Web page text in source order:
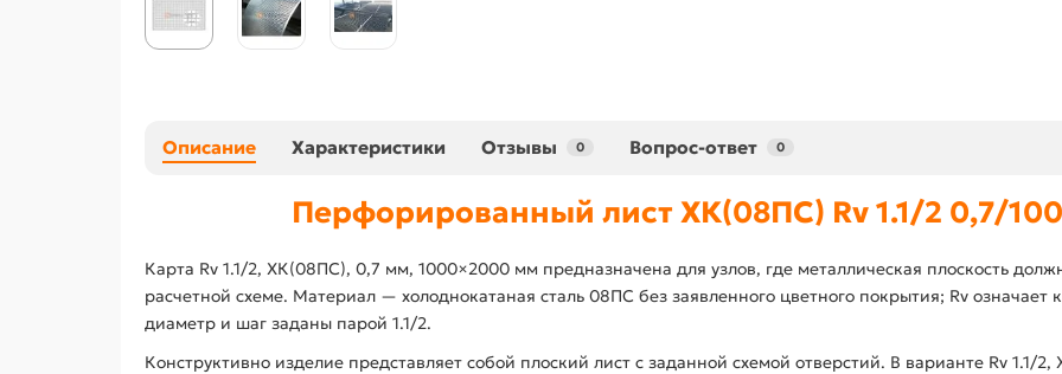
Описание Характеристики Отзывы 0 Вопрос-ответ 0
Перфорированный лист ХК(08ПС) Rv 1.1/2 0,7/
Карта Rv 1.1/2, ХК(08ПС), 0,7 мм, 1000×2000 мм предназначена для узлов, где металлическая плоскость
расчетной схеме. Материал — холоднокатаная сталь 08ПС без заявленного цветного покрытия; Rv означает
диаметр и шаг заданы парой 1.1/2.
Конструктивно изделие представляет собой плоский лист с заданной схемой отверстий. В варианте Rv